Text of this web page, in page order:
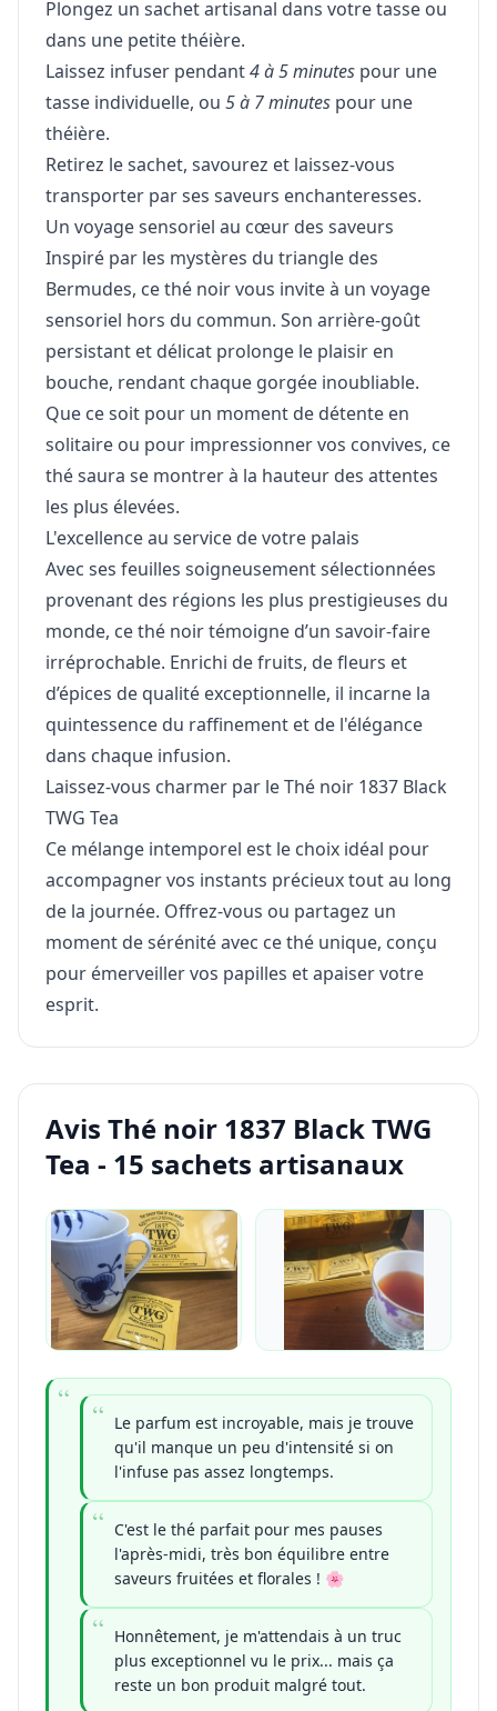
Plongez un sachet artisanal dans votre tasse ou
dans une petite théière.
Laissez infuser pendant4 à 5 minutes pour une
tasse individuelle, ou 5 à 7 minutes pour une
théière.
Retirez le sachet, savourez et laissez-vous
transporter par ses saveurs enchanteresses.
Un voyage sensoriel au cœur des saveurs
Inspiré par les mystères du triangle des
Bermudes, ce thé noir vous invite à un voyage
sensoriel hors du commun. Son arrière-goût
persistant et délicat prolonge le plaisir en
bouche, rendant chaque gorgée inoubliable.
Que ce soit pour un moment de détente en
solitaire ou pour impressionner vos convives, ce
thé saura se montrer à la hauteur des attentes
les plus élevées.
L'excellence au service de votre palais
Avec ses feuilles soigneusement sélectionnées
provenant des régions les plus prestigieuses du
monde, ce thé noir témoigne d’un savoir-faire
irréprochable. Enrichi de fruits, de fleurs et
d’épices de qualité exceptionnelle, il incarne la
quintessence du raffinement et de l'élégance
dans chaque infusion.
Laissez-vous charmer par le Thé noir 1837 Black
TWG Tea
Ce mélange intemporel est le choix idéal pour
accompagner vos instants précieux tout au long
de la journée. Offrez-vous ou partagez un
moment de sérénité avec ce thé unique, conçu
pour émerveiller vos papilles et apaiser votre
esprit.
Avis Thé noir 1837 Black TWG
Tea - 15 sachets artisanaux
Le parfum est incroyable, mais je trouve
qu'il manque un peu d'intensité si on
l'infuse pas assez longtemps.
C'est le thé parfait pour mes pauses
l'après-midi, très bon équilibre entre
saveurs fruitées et florales ! 🌸
Honnêtement, je m'attendais à un truc
plus exceptionnel vu le prix... mais ça
reste un bon produit malgré tout.